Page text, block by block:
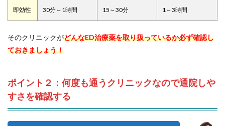
即効性 30分～1時間 15～30分 1～3時間
そのクリニックがどんなED治療薬を取り扱っているか必ず確認し
ておきましょう！
ポイント２：何度も通うクリニックなので通院しや
すさを確認する